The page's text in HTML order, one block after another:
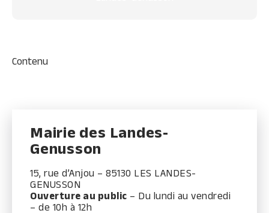
Contenu
Mairie des Landes-
Genusson
15, rue d’Anjou – 85130 LES LANDES-
GENUSSON
Ouverture au public – Du lundi au vendredi
– de 10h à 12h